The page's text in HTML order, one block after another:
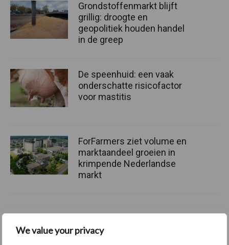
We value your privacy
Grondstoffenmarkt blijft
grillig: droogte en
geopolitiek houden handel
in de greep
De speenhuid: een vaak
onderschatte risicofactor
voor mastitis
ForFarmers ziet volume en
marktaandeel groeien in
krimpende Nederlandse
markt